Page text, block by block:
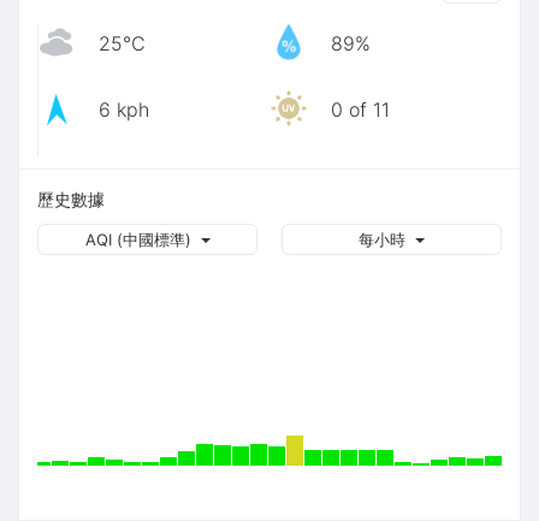
25℃ 89%
6 kph 0 of 11
歷史數據
每小時
AQI (中國標準)